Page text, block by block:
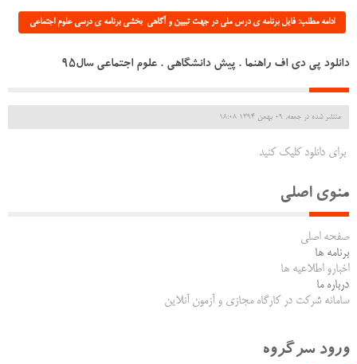
ادامه مطلب: فایل برنامه ی درس ملی در جهت تبیین و آگاهی بخشی برنامه ی درسی علوم اجتماعی
دانلود پی دی اف راهنما . پیش دانشگاهی . علوم اجتماعی سال95
منتشر شده در جمعه, 09 بهمن 1394 18:08
برای دانلود کلیک کنید
منوی اصلی
صفحه اصلی
برنامه ها
اخبارو اطلاعیه ها
درباره ما
سامانه شرکت در کارگاه مجازی و آزمون آنلاین
ورود سرگروه